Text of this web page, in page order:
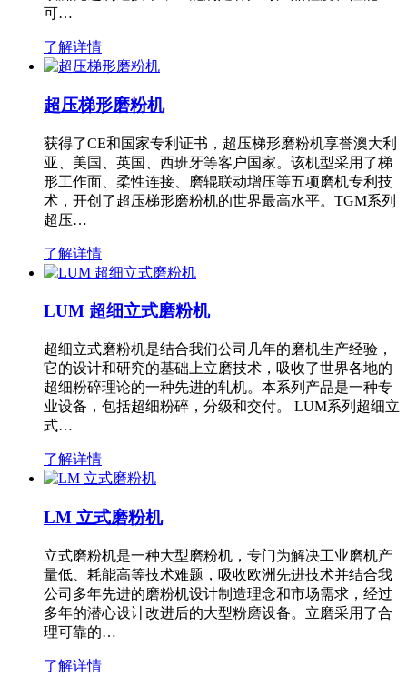
可…
了解详情
超压梯形磨粉机
获得了CE和国家专利证书，超压梯形磨粉机享誉澳大利
亚、美国、英国、西班牙等客户国家。该机型采用了梯
形工作面、柔性连接、磨辊联动增压等五项磨机专利技
术，开创了超压梯形磨粉机的世界最高水平。TGM系列
超压…
了解详情
LUM 超细立式磨粉机
超细立式磨粉机是结合我们公司几年的磨机生产经验，
它的设计和研究的基础上立磨技术，吸收了世界各地的
超细粉碎理论的一种先进的轧机。本系列产品是一种专
业设备，包括超细粉碎，分级和交付。 LUM系列超细立
式…
了解详情
LM 立式磨粉机
立式磨粉机是一种大型磨粉机，专门为解决工业磨机产
量低、耗能高等技术难题，吸收欧洲先进技术并结合我
公司多年先进的磨粉机设计制造理念和市场需求，经过
多年的潜心设计改进后的大型粉磨设备。立磨采用了合
理可靠的…
了解详情